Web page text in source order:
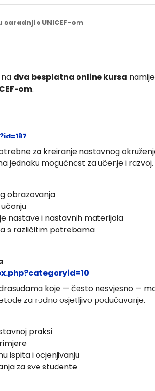
s UNICEF-om
dva besplatna online kursa
om.
za kreiranje nastavnog
jednaku mogućnost za učenje i razvoj.
obrazovanja
nastave i nastavnih materijala
s različitim potrebama
koje — često nesvjesno —
za rodno osjetljivo podučavanje.
praksi
ispita i ocjenjivanju
za sve studente